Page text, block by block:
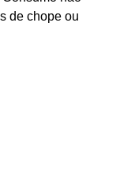
de chope ou